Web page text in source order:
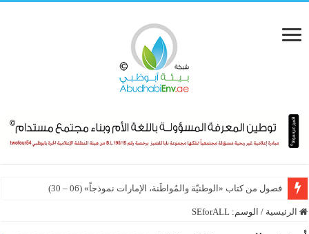
فصول من كتاب «الوطنيّة والمُواطَنة، الإمارات نموذجاً» (06 – 30)
الدوحة تحتضن المؤتمر العلمي الدولي الرابع للمسؤولية المجتمعية 2026
الرئيسية / الوسم: SEforALL